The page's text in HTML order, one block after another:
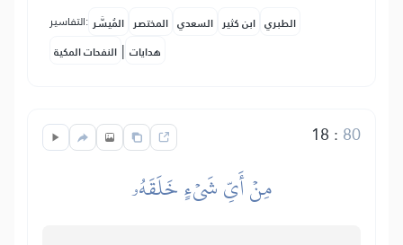
التفاسير: المُيسَّر المختصر السعدي ابن كثير الطبري
النفحات المكية | هدايات
18 : 80
مِنۡ أَيِّ شَيۡءٍ خَلَقَهُۥ